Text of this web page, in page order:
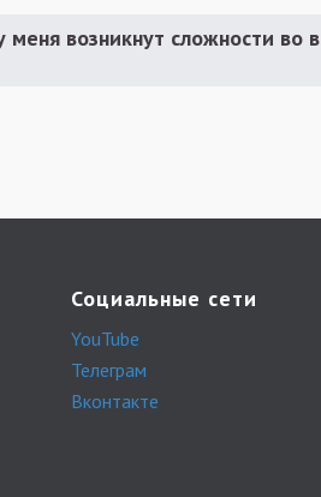
меня возникнут сложности во
Социальные сети
YouTube
Телеграм
Вконтакте